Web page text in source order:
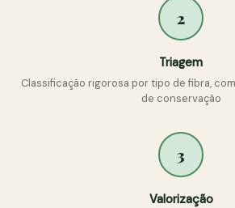
2
Triagem
Classificação rigorosa por tipo de fibra,
de conservação
3
Valorização